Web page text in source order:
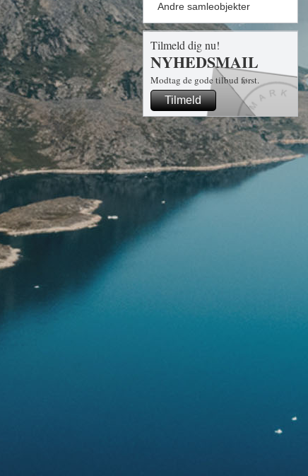
Andre samleobjekter
Tilmeld dig nu!
NYHEDSMAIL
Modtag de gode tilbud først.
Tilmeld